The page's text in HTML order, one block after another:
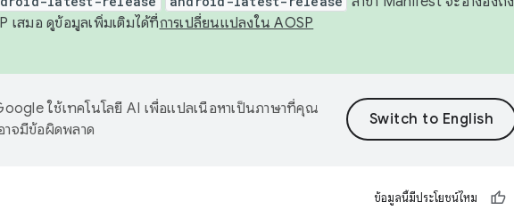
เสมอ ดูข้อมูลเพิ่มเติมได้ที่การเปลี่ยนแปลงใน AOSP
ใช้เทคโนโลยี AI เพื่อแปลเนื้อหาเป็นภาษาที่คุณ
าจมีข้อผิดพลาด
ข้อมูลนี้มีประโยชน์ไหม